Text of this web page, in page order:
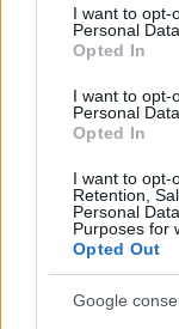
consent section.
I want to opt-
Personal Data.
Opted In
I want to opt-
Personal
Opted In
I want to opt-
Retention,
Personal
Purposes for
Opted Out
Google